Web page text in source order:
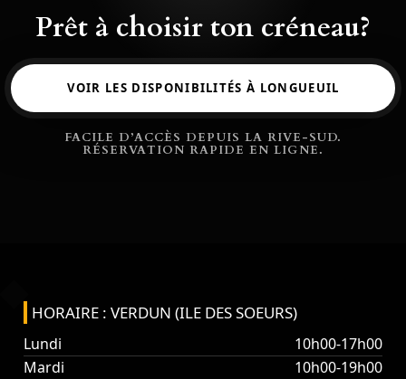
Prêt à choisir ton créneau?
VOIR LES DISPONIBILITÉS À LONGUEUIL
FACILE D’ACCÈS DEPUIS LA RIVE-SUD.
RÉSERVATION RAPIDE EN LIGNE.
HORAIRE : VERDUN (ILE DES SOEURS)
Lundi
10h00-17h00
Mardi
10h00-19h00